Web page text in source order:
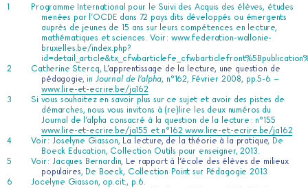
Programme International pour le Suivi des Acquis des élèves, études
menées par l’OCDE dans 72 pays dits développés ou émergents
auprès de jeunes de 15 ans sur leurs compétences en lecture,
mathématiques et sciences. Voir : www.federation-wallonie-
bruxelles.be/index.php?
Catherine Stercq, L’apprentissage de la lecture, une question de
pédagogie, in Journal de l’alpha, n°162, Février 2008, pp.5-6 –
www.lire-et-ecrire.be/ja162
Si vous souhaitez en savoir plus sur ce sujet et avoir des pistes de
démarches, nous vous invitons à (re)lire les deux numéros du
Journal de l’alpha consacré à la question de la lecture : n°155
www.lire-et-ecrire.be/ja155 et n°162 www.lire-et-ecrire.be/ja162
Voir : Joselyne Giasson, La lecture, de la théorie à la pratique, De
Boeck Education, Collection Outils pour enseigner, 2013.
Voir : Jacques Bernardin, Le rapport à l’école des élèves de milieux
populaires, De Boeck, Collection Point sur Pédagogie 2013.
Jocelyne Giasson, op.cit., p.6.